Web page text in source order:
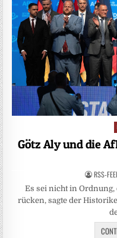
Götz Aly und die
RSS-
Es sei nicht in Ordnung,
rücken, sagte der